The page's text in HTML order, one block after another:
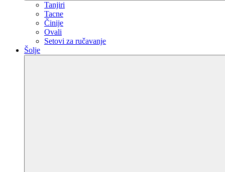
Tanjiri
Tacne
Činije
Ovali
Setovi za ručavanje
Šolje